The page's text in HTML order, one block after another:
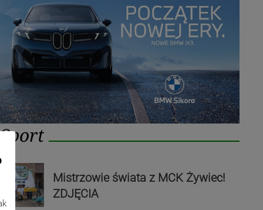
Sport
Mistrzowie świata z MCK Żywiec!
ZDJĘCIA